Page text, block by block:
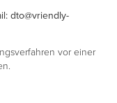
dto@vriendly-
vor einer